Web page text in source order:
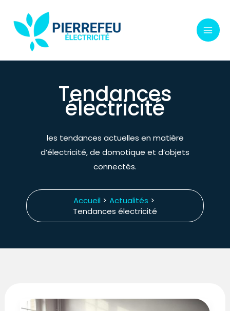
contenu
Tendances
électricité
les tendances actuelles en matière
d’électricité, de domotique et d’objets
connectés.
Accueil
Actualités
Tendances électricité
LA